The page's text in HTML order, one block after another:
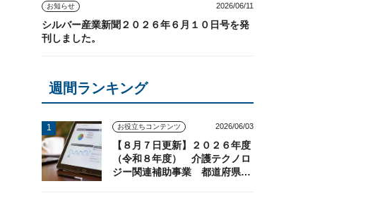
お知らせ 2026/06/11
シルバー産業新聞２０２６年６月１０日号を発
刊しました。
週間ランキング
お役立ちコンテンツ 2026/06/03
【８月７日更新】２０２６年度
（令和８年度） 介護テクノロ
ジー関連補助事業 都道府県の